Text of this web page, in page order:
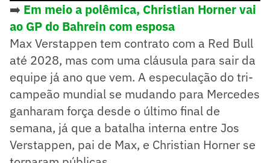
➡️ Em meio a polêmica, Christian Horner vai
ao GP do Bahrein com esposa
Max Verstappen tem contrato com a Red Bull
até 2028, mas com uma cláusula para sair da
equipe já ano que vem. A especulação do tri-
campeão mundial se mudando para Mercedes
ganharam força desde o último final de
semana, já que a batalha interna entre Jos
Verstappen, pai de Max, e Christian Horner se